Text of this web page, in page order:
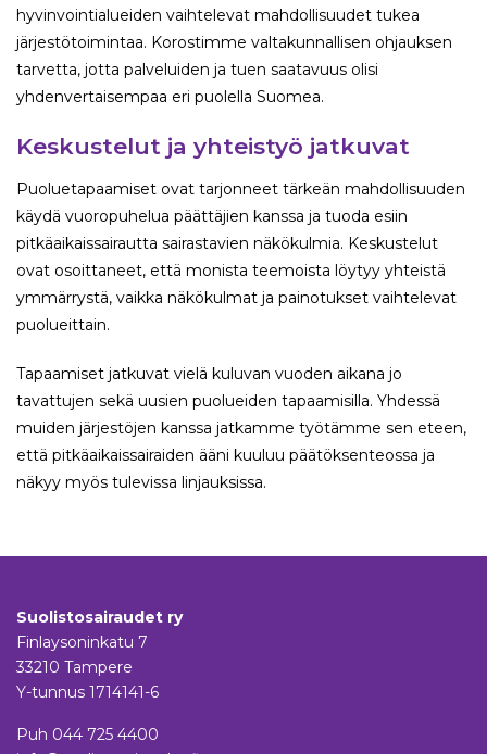
hyvinvointialueiden vaihtelevat mahdollisuudet tukea
järjestötoimintaa. Korostimme valtakunnallisen ohjauksen
tarvetta, jotta palveluiden ja tuen saatavuus olisi
yhdenvertaisempaa eri puolella Suomea.
Keskustelut ja yhteistyö jatkuvat
Puoluetapaamiset ovat tarjonneet tärkeän mahdollisuuden
käydä vuoropuhelua päättäjien kanssa ja tuoda esiin
pitkäaikaissairautta sairastavien näkökulmia. Keskustelut
ovat osoittaneet, että monista teemoista löytyy yhteistä
ymmärrystä, vaikka näkökulmat ja painotukset vaihtelevat
puolueittain.
Tapaamiset jatkuvat vielä kuluvan vuoden aikana jo
tavattujen sekä uusien puolueiden tapaamisilla. Yhdessä
muiden järjestöjen kanssa jatkamme työtämme sen eteen,
että pitkäaikaissairaiden ääni kuuluu päätöksenteossa ja
näkyy myös tulevissa linjauksissa.
Suolistosairaudet ry
Finlaysoninkatu 7
33210 Tampere
Y-tunnus 1714141-6
Puh 044 725 4400